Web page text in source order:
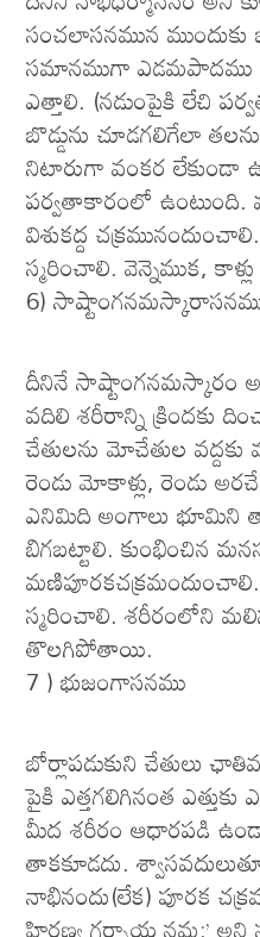
సంచలాసనమున
సమానముగా ఎడమపాదము
ఎత్తాలి. (నడుంపైకి లేచి
బొడ్డును చూడగలిగేలా
నిటారుగా వంకర లేకుండా
పర్వతాకారంలో ఉంటుంది.
విశుకద్ద
స్మరించాలి. వెన్నెముక,
6)
దీనినే సాష్టాంగనమస్కారం
వదిలి శరీరాన్ని క్రిందకు
చేతులను మోచేతుల
రెండు మోకాళ్లు, రెండు
ఎనిమిది అంగాలు భూమిని
బిగబట్టాలి. కుంభించిన
మణిపూరకచక్రమందుంచాలి.
స్మరించాలి. శరీరంలోని
తొలగిపోతాయి.
7 ) భుజంగాసనము
బోర్లాపడుకుని చేతులు
పైకి ఎత్తగలిగినంత
మీద శరీరం ఆధారపడి
తాకకూడదు.
నాభినందు(లేక) పూరక